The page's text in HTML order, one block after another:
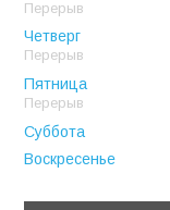
Четверг
Пятница
Суббота
Воскресенье